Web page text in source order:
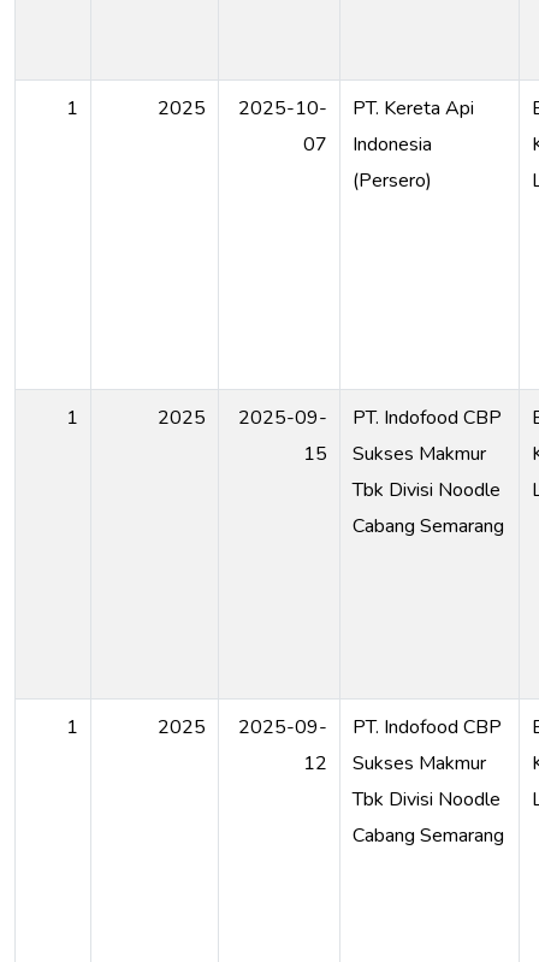
1 2025
2025-10-
07
PT. Kereta Api
Indonesia
(Persero)
1 2025
2025-09-
15
PT. Indofood CBP
Sukses Makmur
Tbk Divisi Noodle
Cabang Semarang
1 2025
2025-09-
12
PT. Indofood CBP
Sukses Makmur
Tbk Divisi Noodle
Cabang Semarang